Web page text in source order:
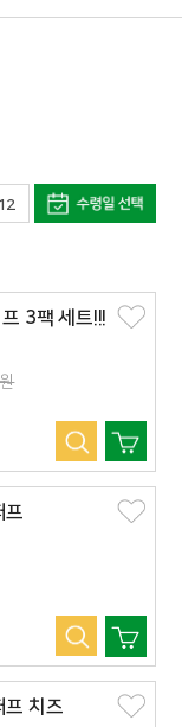
3팩 세트!!!
프
프 치즈